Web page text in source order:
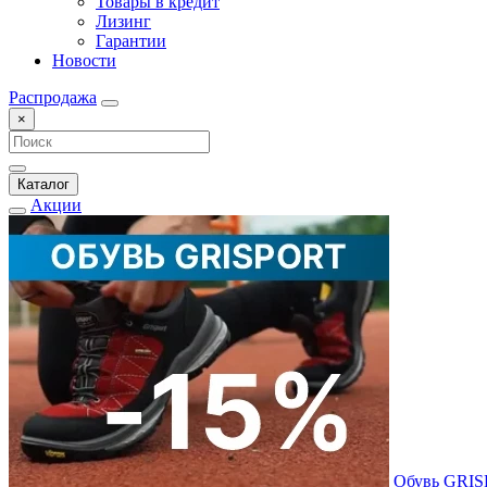
Лизинг
Гарантии
Новости
Распродажа
×
Каталог
Акции
Обувь